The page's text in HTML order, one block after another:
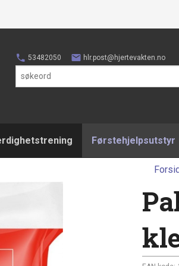
53482050 hlr.post@hjertevakten.no
Førstehjelpsutstyr